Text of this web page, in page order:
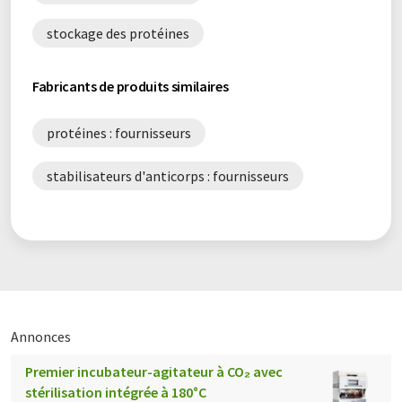
stockage des protéines
Fabricants de produits similaires
protéines : fournisseurs
stabilisateurs d'anticorps : fournisseurs
Annonces
Premier incubateur-agitateur à CO₂ avec
stérilisation intégrée à 180°C